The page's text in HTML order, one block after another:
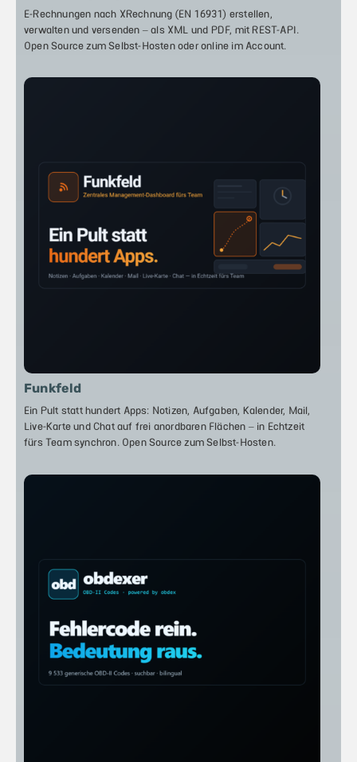
E-Rechnungen nach XRechnung (EN 16931) erstellen,
verwalten und versenden – als XML und PDF, mit REST-API.
Open Source zum Selbst-Hosten oder online im Account.
Funkfeld
Ein Pult statt hundert Apps: Notizen, Aufgaben, Kalender, Mail,
Live-Karte und Chat auf frei anordbaren Flächen – in Echtzeit
fürs Team synchron. Open Source zum Selbst-Hosten.